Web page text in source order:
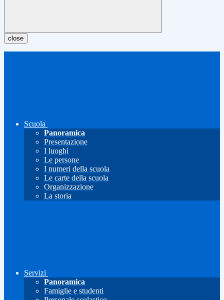
close
Scuola
Panoramica
Presentazione
I luoghi
Le persone
I numeri della scuola
Le carte della scuola
Organizzazione
La storia
Servizi
Panoramica
Famiglie e studenti